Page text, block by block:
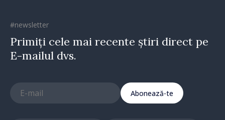
#newsletter
Primiți cele mai recente știri direct pe
E-mailul dvs.
Abonează-te